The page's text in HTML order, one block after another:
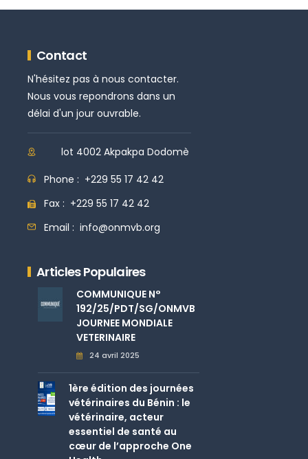
Contact
N'hésitez pas à nous contacter.
Nous vous repondrons dans un
délai d'un jour ouvrable.
lot 4002 Akpakpa Dodomè
Phone : +229 55 17 42 42
Fax : +229 55 17 42 42
Email : info@onmvb.org
Articles Populaires
COMMUNIQUE N°
192/25/PDT/SG/ONMVB
JOURNEE MONDIALE
VETERINAIRE
24 avril 2025
1ère édition des journées
vétérinaires du Bénin : le
vétérinaire, acteur
essentiel de santé au
cœur de l’approche One